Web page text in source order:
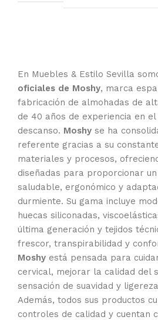
En Muebles & Estilo Sevilla
oficiales de Moshy, marca
fabricación de almohadas de
de 40 años de experiencia en
descanso. Moshy se ha
referente gracias a su
materiales y procesos,
diseñadas para proporcionar
saludable, ergonómico y
durmiente. Su gama incluye
huecas siliconadas,
última generación y tejidos
frescor, transpirabilidad y
Moshy está pensada para
cervical, mejorar la calidad del
sensación de suavidad y
Además, todos sus productos
controles de calidad y cuentan